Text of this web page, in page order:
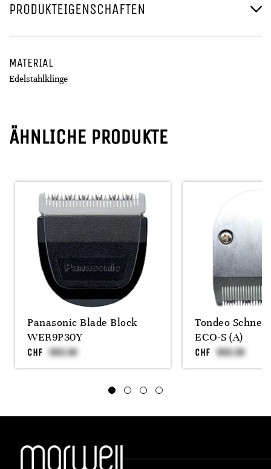
PRODUKTEIGENSCHAFTEN
MATERIAL
Edelstahlklinge
ÄHNLICHE PRODUKTE
Panasonic Blade Block
WER9P30Y
CHF
Tondeo
ECO-S (A)
CHF